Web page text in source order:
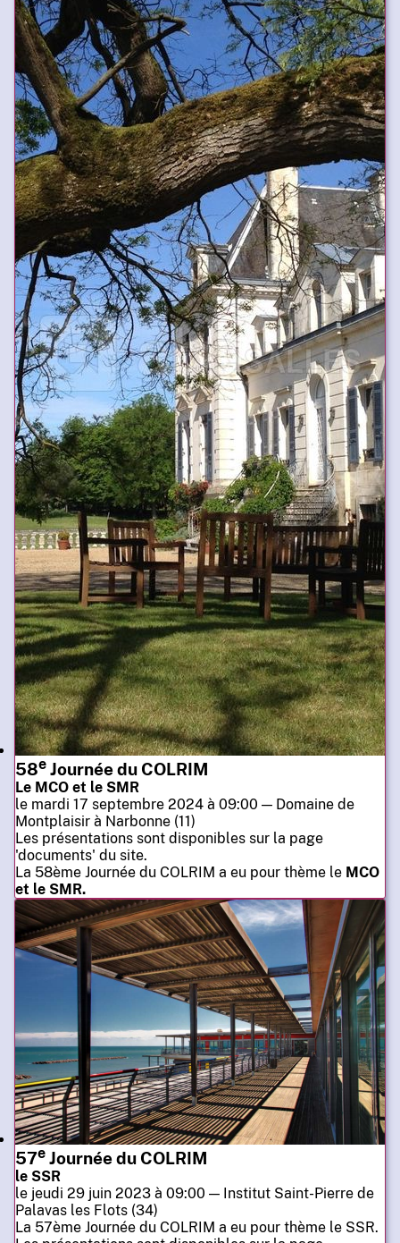
58e Journée du COLRIM
Le MCO et le SMR
le mardi 17 septembre 2024 à 09:00 — Domaine de
Montplaisir à Narbonne (11)
Les présentations sont disponibles sur la page
'documents' du site.
La 58ème Journée du COLRIM a eu pour thème le MCO
et le SMR.
57e Journée du COLRIM
le SSR
le jeudi 29 juin 2023 à 09:00 — Institut Saint-Pierre de
Palavas les Flots (34)
La 57ème Journée du COLRIM a eu pour thème le SSR.